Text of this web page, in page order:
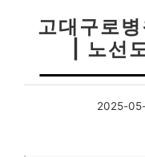
고대구로
| 노선
2025-